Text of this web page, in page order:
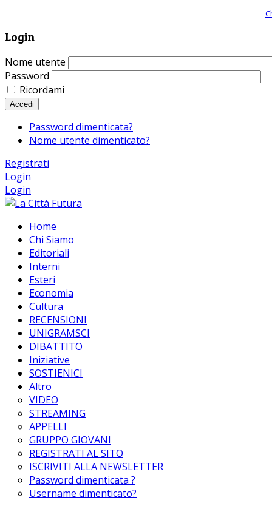
Login
Nome utente
Password
Ricordami
Accedi
Password dimenticata?
Nome utente dimenticato?
Registrati
Login
Login
Home
Chi Siamo
Editoriali
Interni
Esteri
Economia
Cultura
RECENSIONI
UNIGRAMSCI
DIBATTITO
Iniziative
SOSTIENICI
Altro
VIDEO
STREAMING
APPELLI
GRUPPO GIOVANI
REGISTRATI AL SITO
ISCRIVITI ALLA NEWSLETTER
Password dimenticata ?
Username dimenticato?